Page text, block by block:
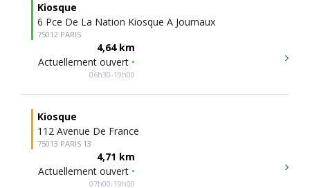
Kiosque
6 Pce De La Nation Kiosque A Journaux
75012 PARIS
4,64 km
Actuellement ouvert •
06h30-19h00
Kiosque
112 Avenue De France
75013 PARIS 13
4,71 km
Actuellement ouvert •
07h00-19h00